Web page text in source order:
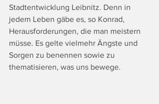
Stadtentwicklung Leibnitz. Denn in
jedem Leben gäbe es, so Konrad,
Herausforderungen, die man meistern
müsse. Es gelte vielmehr Ängste und
Sorgen zu benennen sowie zu
thematisieren, was uns bewege.